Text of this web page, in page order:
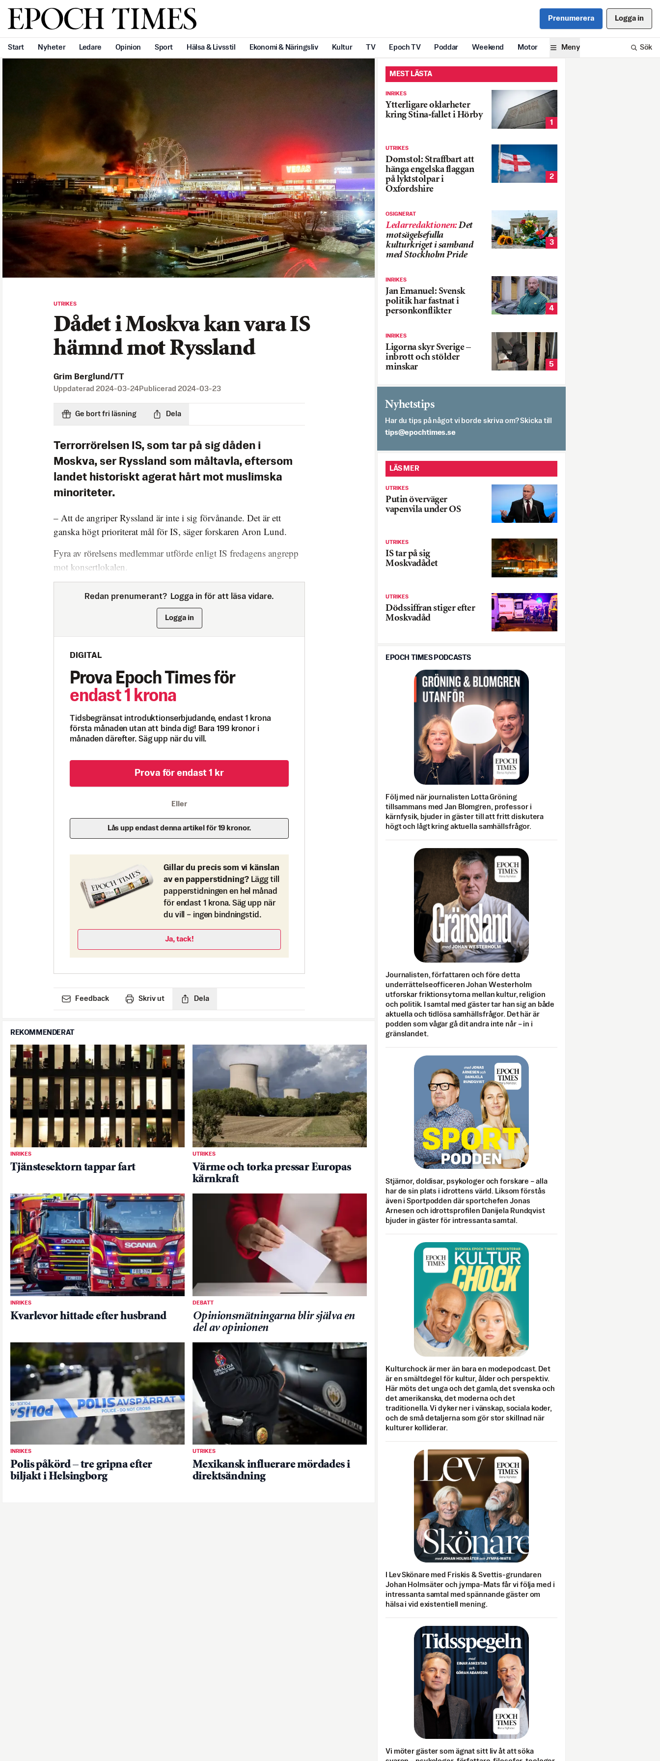
Svenska Epoch Times Prenumerera Logga in
Start Nyheter Ledare Opinion Sport Hälsa & Livsstil Ekonomi & Näringsliv Kultur TV Epoch TV Poddar Weekend Motor Meny Sök
UTRIKES
Dådet i Moskva kan vara IS
hämnd mot Ryssland
Grim Berglund/TT
Uppdaterad 2024-03-24 Publicerad 2024-03-23
Ge bort fri läsning Dela
Terrorrörelsen IS, som tar på sig dåden i
Moskva, ser Ryssland som måltavla, eftersom
landet historiskt agerat hårt mot muslimska
minoriteter.
– Att de angriper Ryssland är inte i sig förvånande. Det är ett
ganska högt prioriterat mål för IS, säger forskaren Aron Lund.
Fyra av rörelsens medlemmar utförde enligt IS fredagens angrepp
mot konsertlokalen.
Redan prenumerant? Logga in för att läsa vidare.
Logga in
DIGITAL
Prova Epoch Times för
endast 1 krona
Tidsbegränsat introduktionserbjudande, endast 1 krona
första månaden utan att binda dig! Bara 199 kronor i
månaden därefter. Säg upp när du vill.
Prova för endast 1 kr
Eller
Lås upp endast denna artikel för 19 kronor.
Gillar du precis som vi känslan
av en papperstidning? Lägg till
papperstidningen en hel månad
för endast 1 krona. Säg upp när
du vill – ingen bindningstid.
Ja, tack!
Feedback Skriv ut Dela
REKOMMENDERAT
INRIKES
Tjänstesektorn tappar fart
UTRIKES
Värme och torka pressar Europas
kärnkraft
INRIKES
Kvarlevor hittade efter husbrand
DEBATT
Opinionsmätningarna blir själva en
del av opinionen
INRIKES
Polis påkörd – tre gripna efter
biljakt i Helsingborg
UTRIKES
Mexikansk influerare mördades i
direktsändning
MEST LÄSTA
INRIKES
Ytterligare oklarheter
kring Stina-fallet i Hörby
1
UTRIKES
Domstol: Straffbart att
hänga engelska flaggan
på lyktstolpar i
Oxfordshire
2
OSIGNERAT
Ledarredaktionen:Det
motsägelsefulla
kulturkriget i samband
med Stockholm Pride
3
INRIKES
Jan Emanuel: Svensk
politik har fastnat i
personkonflikter
4
INRIKES
Ligorna skyr Sverige –
inbrott och stölder
minskar
5
Nyhetstips
Har du tips på något vi borde skriva om? Skicka till
es.semithcope@spit
LÄS MER
UTRIKES
Putin överväger
vapenvila under OS
UTRIKES
IS tar på sig
Moskvadådet
UTRIKES
Dödssiffran stiger efter
Moskvadåd
EPOCH TIMES PODCASTS
Följ med när journalisten Lotta Gröning
tillsammans med Jan Blomgren, professor i
kärnfysik, bjuder in gäster till att fritt diskutera
högt och lågt kring aktuella samhällsfrågor.
Journalisten, författaren och före detta
underrättelseofficeren Johan Westerholm
utforskar friktionsytorna mellan kultur, religion
och politik. I samtal med gäster tar han sig an både
aktuella och tidlösa samhällsfrågor. Det här är
podden som vågar gå dit andra inte når – in i
gränslandet.
Stjärnor, doldisar, psykologer och forskare – alla
har de sin plats i idrottens värld. Liksom förstås
även i Sportpodden där sportchefen Jonas
Arnesen och idrottsprofilen Danijela Rundqvist
bjuder in gäster för intressanta samtal.
Kulturchock är mer än bara en modepodcast. Det
är en smältdegel för kultur, ålder och perspektiv.
Här möts det unga och det gamla, det svenska och
det amerikanska, det moderna och det
traditionella. Vi dyker ner i vänskap, sociala koder,
och de små detaljerna som gör stor skillnad när
kulturer kolliderar.
I Lev Skönare med Friskis & Svettis-grundaren
Johan Holmsäter och jympa-Mats får vi följa med i
intressanta samtal med spännande gäster om
hälsa i vid existentiell mening.
Vi möter gäster som ägnat sitt liv åt att söka